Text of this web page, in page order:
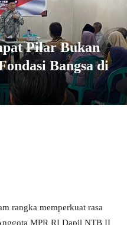
Pilar Bukan
Bangsa di
rangka memperkuat rasa
MPR RI Dapil NTB II